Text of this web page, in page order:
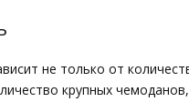
не только от
крупных